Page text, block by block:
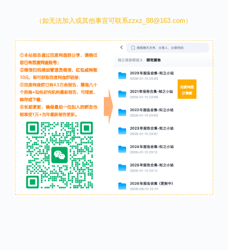
（如无法加入或其他事宜可联系zzxz_88@163.com）